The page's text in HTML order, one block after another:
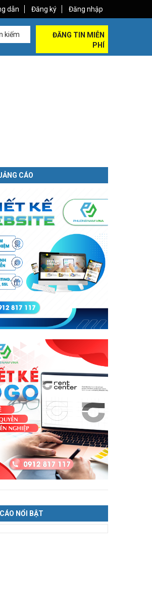
dẫn Đăng ký Đăng nhập
kiếm
ĐĂNG TIN MIỄN
PHÍ
CÁO
NỔI BẬT